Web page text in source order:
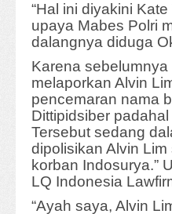
“Hal ini diyakini
upaya Mabes Polri
dalangnya diduga
Karena
melaporkan Alvin
pencemaran nama
Dittipidsiber
Tersebut sedang
dipolisikan Alvin
korban Indosurya.”
LQ Indonesia
“Ayah saya, Alvin